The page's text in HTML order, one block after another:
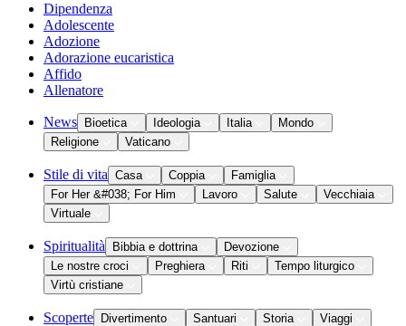
Dipendenza
Adolescente
Adozione
Adorazione eucaristica
Affido
Allenatore
News Bioetica Ideologia Italia
Mondo
Religione
Vaticano
Stile di vita Casa Coppia
Famiglia
For Her &#038; For Him
Lavoro Salute
Vecchiaia
Virtuale
Spiritualità Bibbia e dottrina
Devozione
Le nostre croci
Preghiera Riti
Tempo liturgico
Virtù cristiane
Scoperte Divertimento Santuari Storia Viaggi